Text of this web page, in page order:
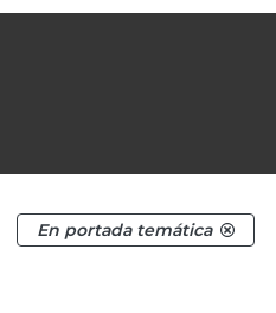
En portada temática